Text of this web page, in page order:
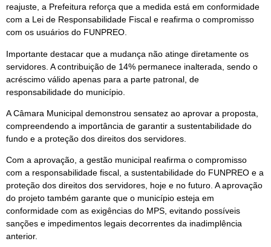
reajuste, a Prefeitura reforça que a medida está em conformidade
com a Lei de Responsabilidade Fiscal e reafirma o compromisso
com os usuários do FUNPREO.
Importante destacar que a mudança não atinge diretamente os
servidores. A contribuição de 14% permanece inalterada, sendo o
acréscimo válido apenas para a parte patronal, de
responsabilidade do município.
A Câmara Municipal demonstrou sensatez ao aprovar a proposta,
compreendendo a importância de garantir a sustentabilidade do
fundo e a proteção dos direitos dos servidores.
Com a aprovação, a gestão municipal reafirma o compromisso
com a responsabilidade fiscal, a sustentabilidade do FUNPREO e a
proteção dos direitos dos servidores, hoje e no futuro. A aprovação
do projeto também garante que o município esteja em
conformidade com as exigências do MPS, evitando possíveis
sanções e impedimentos legais decorrentes da inadimplência
anterior.